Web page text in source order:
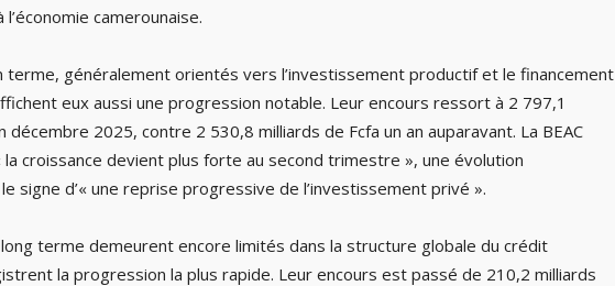
camerounaise.
terme, généralement orientés vers l’investissement productif et le financement
eux aussi une progression notable. Leur encours ressort à 2 797,1
décembre 2025, contre 2 530,8 milliards de Fcfa un an auparavant. La BEAC
la croissance devient plus forte au second trimestre », une évolution
signe d’« une reprise progressive de l’investissement privé ».
terme demeurent encore limités dans la structure globale du crédit
la progression la plus rapide. Leur encours est passé de 210,2 milliards